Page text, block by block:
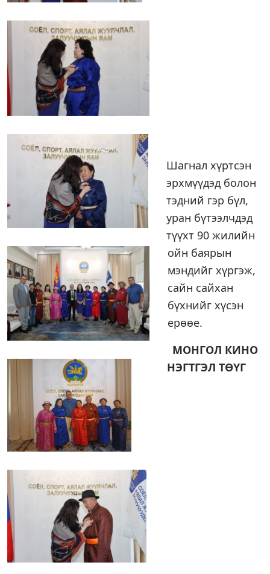
Шагнал хүртсэн
эрхмүүдэд болон
тэдний гэр бүл,
уран бүтээлчдэд
түүхт 90 жилийн
ойн баярын
мэндийг хүргэж,
сайн сайхан
бүхнийг хүсэн
ерөөе.
МОНГОЛ КИНО
НЭГТГЭЛ ТӨҮГ